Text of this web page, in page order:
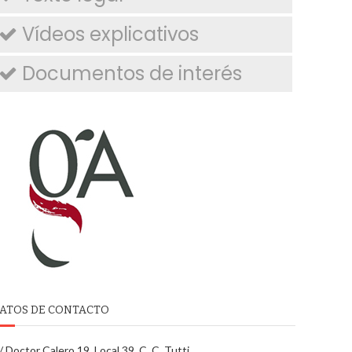
Vídeos explicativos
Documentos de interés
DE CONTACTO